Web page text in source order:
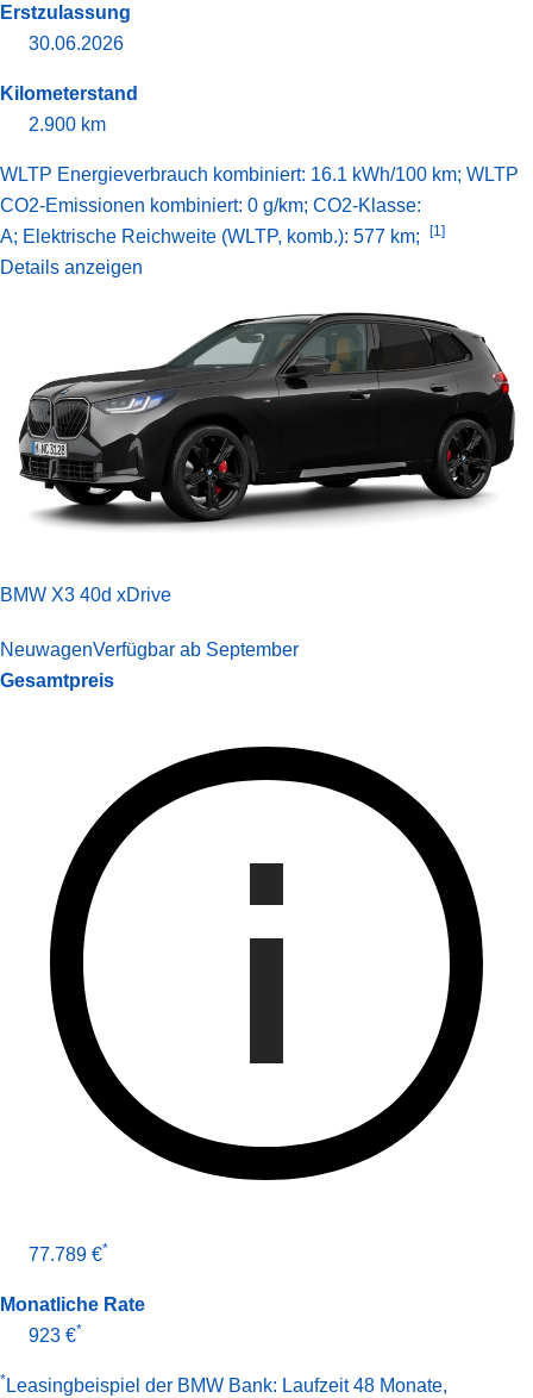
Erstzulassung
30.06.2026
Kilometerstand
2.900 km
WLTP Energieverbrauch kombiniert: 16.1 kWh/100 km; WLTP
CO2-Emissionen kombiniert: 0 g/km; CO2-Klasse:
A; Elektrische Reichweite (WLTP, komb.): 577 km; [1]
Details anzeigen
BMW X3 40d xDrive
NeuwagenVerfügbar ab September
Gesamtpreis
77.789 €*
Monatliche Rate
923 €*
* Leasingbeispiel der BMW Bank: Laufzeit 48 Monate,